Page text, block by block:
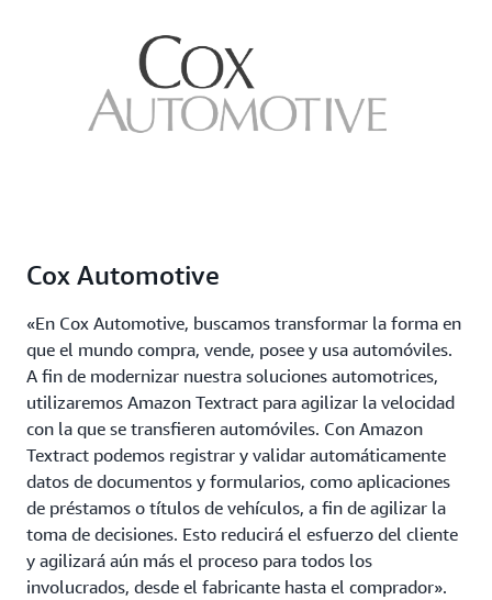
Cox Automotive
«En Cox Automotive, buscamos transformar la forma en
que el mundo compra, vende, posee y usa automóviles.
A fin de modernizar nuestra soluciones automotrices,
utilizaremos Amazon Textract para agilizar la velocidad
con la que se transfieren automóviles. Con Amazon
Textract podemos registrar y validar automáticamente
datos de documentos y formularios, como aplicaciones
de préstamos o títulos de vehículos, a fin de agilizar la
toma de decisiones. Esto reducirá el esfuerzo del cliente
y agilizará aún más el proceso para todos los
involucrados, desde el fabricante hasta el comprador».